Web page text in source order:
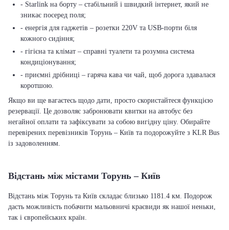
- Starlink на борту – стабільний і швидкий інтернет, який не
зникає посеред поля;
- енергія для гаджетів – розетки 220V та USB-порти біля
кожного сидіння;
- гігієна та клімат – справні туалети та розумна система
кондиціонування;
- приємні дрібниці – гаряча кава чи чай, щоб дорога здавалася
коротшою.
Якщо ви ще вагаєтесь щодо дати, просто скористайтеся функцією
резервації. Це дозволяє забронювати квитки на автобус без
негайної оплати та зафіксувати за собою вигідну ціну. Обирайте
перевірених перевізників Торунь – Київ та подорожуйте з KLR Bus
із задоволенням.
Відстань між містами Торунь – Київ
Відстань між Торунь та Київ складає близько 1181.4 км. Подорож
дасть можливість побачити мальовничі краєвиди як нашої неньки,
так і європейських країн.